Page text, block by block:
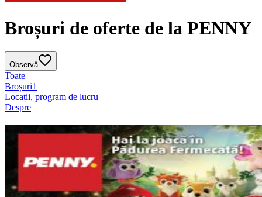
Broșuri de oferte de la PENNY
Observă
Toate
Broșuri1
Locații, program de lucru
Despre